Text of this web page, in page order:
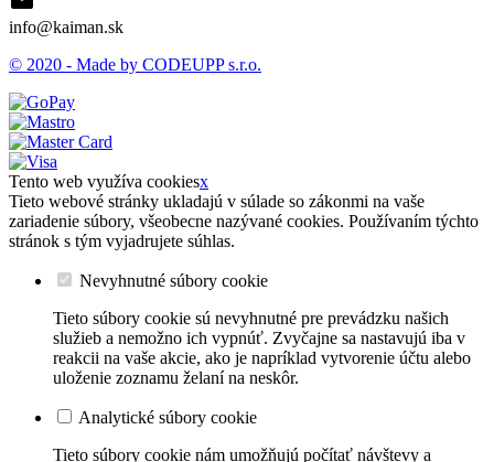
info@kaiman.sk
© 2020 - Made by CODEUPP s.r.o.
Tento web využíva cookiesx
Tieto webové stránky ukladajú v súlade so zákonmi na vaše
zariadenie súbory, všeobecne nazývané cookies. Používaním týchto
stránok s tým vyjadrujete súhlas.
Nevyhnutné súbory cookie
Tieto súbory cookie sú nevyhnutné pre prevádzku našich
služieb a nemožno ich vypnúť. Zvyčajne sa nastavujú iba v
reakcii na vaše akcie, ako je napríklad vytvorenie účtu alebo
uloženie zoznamu želaní na neskôr.
Analytické súbory cookie
Tieto súbory cookie nám umožňujú počítať návštevy a